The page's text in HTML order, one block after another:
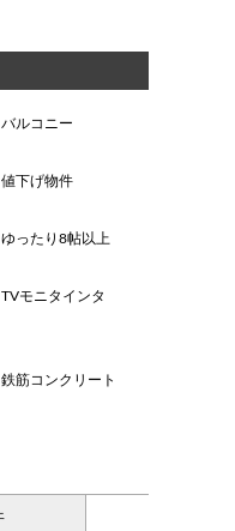
バルコニー
値下げ物件
ゆったり8帖以上
TVモニタインタ
鉄筋コンクリート